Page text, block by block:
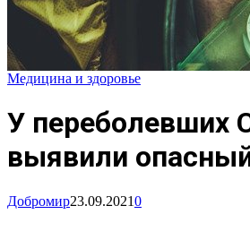
Медицина и здоровье
У переболевших
выявили
Добромир23.09.20210